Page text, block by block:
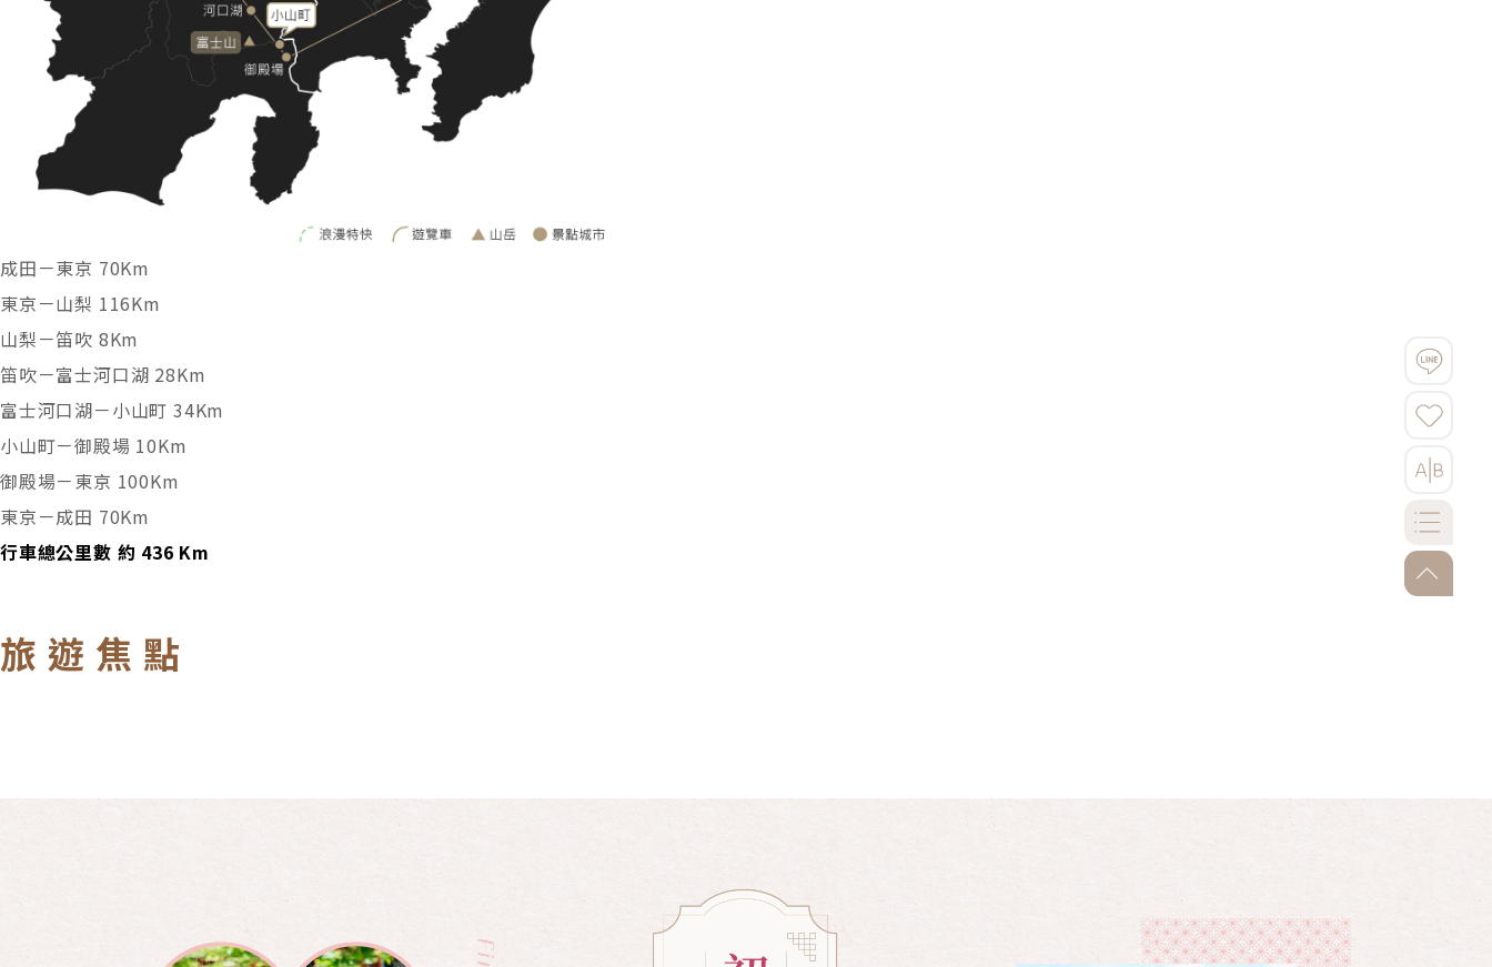
成田－東京 70Km
東京－山梨 116Km
山梨－笛吹 8Km
笛吹－富士河口湖 28Km
富士河口湖－小山町 34Km
小山町－御殿場 10Km
御殿場－東京 100Km
東京－成田 70Km
行車總公里數 約 436 Km
旅遊焦點
go-to-